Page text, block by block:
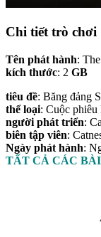
Chi tiết trò chơi
Tên phát hành:
kích thước: 2 GB
tiêu đề: Băng đảng
thể loại: Cuộc
người phát triển:
biên tập viên:
Ngày phát hành:
TẤT CẢ CÁC